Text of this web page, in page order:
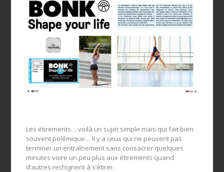
Les étirements… voilà un sujet simple mais qui fait bien
souvent polémique… Il y a ceux qui ne peuvent pas
terminer un entraînement sans consacrer quelques
minutes voire un peu plus aux étirements quand
d’autres rechignent à s’étirer.